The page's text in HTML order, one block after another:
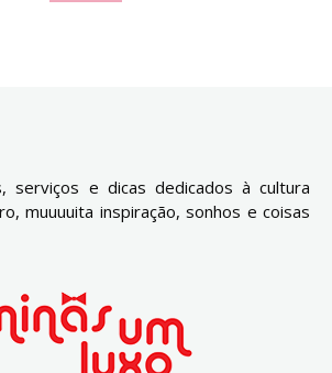
serviços e dicas dedicados à cultura
muuuuita inspiração, sonhos e coisas